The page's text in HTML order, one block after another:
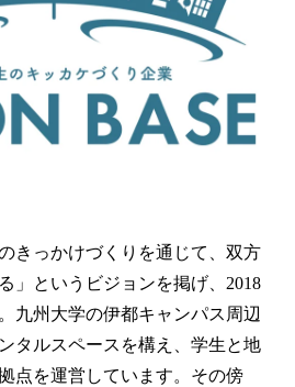
きっかけづくりを通じて、双方
」というビジョンを掲げ、2018
九州大学の伊都キャンパス周辺
タルスペースを構え、学生と地
点を運営しています。その傍